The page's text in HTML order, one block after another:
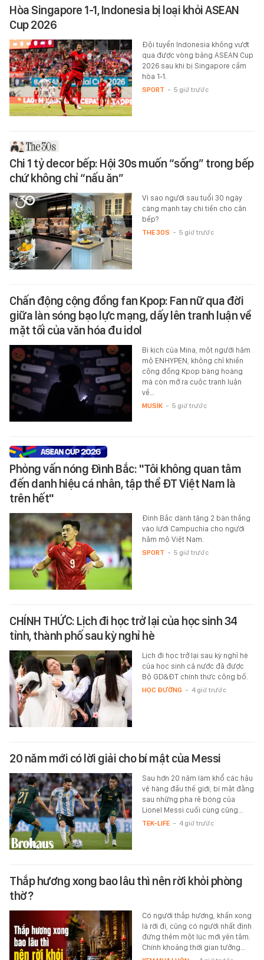
Hòa Singapore 1-1, Indonesia bị loại khỏi ASEAN
Cup 2026
Đội tuyển Indonesia không vượt
qua được vòng bảng ASEAN Cup
2026 sau khi bị Singapore cầm
hòa 1-1.
SPORT - 5 giờ trước
Chi 1 tỷ decor bếp: Hội 30s muốn “sống” trong bếp
chứ không chỉ “nấu ăn”
Vì sao người sau tuổi 30 ngày
càng mạnh tay chi tiền cho căn
bếp?
THE 30S - 5 giờ trước
Chấn động cộng đồng fan Kpop: Fan nữ qua đời
giữa làn sóng bạo lực mạng, dấy lên tranh luận về
mặt tối của văn hóa đu idol
Bi kịch của Mina, một người hâm
mộ ENHYPEN, không chỉ khiến
cộng đồng Kpop bàng hoàng
mà còn mở ra cuộc tranh luận
về…
MUSIK - 5 giờ trước
Phỏng vấn nóng Đình Bắc: "Tôi không quan tâm
đến danh hiệu cá nhân, tập thể ĐT Việt Nam là
trên hết"
Đình Bắc dành tặng 2 bàn thắng
vào lưới Campuchia cho người
hâm mộ Việt Nam.
SPORT - 5 giờ trước
CHÍNH THỨC: Lịch đi học trở lại của học sinh 34
tỉnh, thành phố sau kỳ nghỉ hè
Lịch đi học trở lại sau kỳ nghỉ hè
của học sinh cả nước đã được
Bộ GD&ĐT chính thức công bố.
HỌC ĐƯỜNG - 4 giờ trước
20 năm mới có lời giải cho bí mật của Messi
Sau hơn 20 năm làm khổ các hậu
vệ hàng đầu thế giới, bí mật đằng
sau những pha rê bóng của
Lionel Messi cuối cùng cũng…
TEK-LIFE - 4 giờ trước
Thắp hương xong bao lâu thì nên rời khỏi phòng
thờ?
Có người thắp hương, khấn xong
là rời đi, cũng có người nhất định
đứng thêm một lúc mới yên tâm.
Chính khoảng thời gian tưởng…